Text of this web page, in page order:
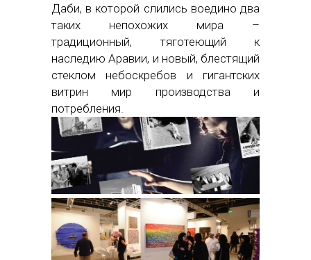
Даби, в которой слились воедино два
таких непохожих мира –
традиционный, тяготеющий к
наследию Аравии, и новый, блестящий
стеклом небоскребов и гигантских
витрин мир производства и
потребления.